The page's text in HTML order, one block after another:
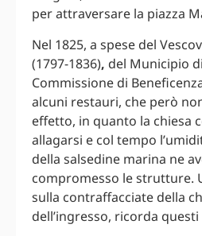
per attraversare la piazza
Nel 1825, a spese del
(1797-1836), del Municipio
Commissione di
alcuni restauri, che però
effetto, in quanto la chiesa
allagarsi e col tempo
della salsedine marina ne
compromesso le strutture.
sulla contraffacciate della
dell’ingresso, ricorda